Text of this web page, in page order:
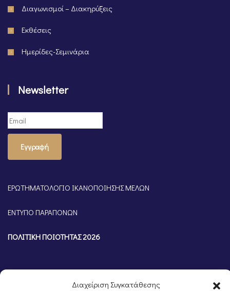
Διαχείριση Συγκατάθεσης
Διαγωνισμοί – Διακηρύξεις
Εκθέσεις
Ημερίδες-Σεμινάρια
Newsletter
Εγγραφή
ΕΡΩΤΗΜΑΤΟΛΟΓΙΟ ΙΚΑΝΟΠΟΙΗΣΗΣ ΜΕΛΩΝ
ΕΝΤΥΠΟ ΠΑΡΑΠΟΝΩΝ
ΠΟΛΙΤΙΚΗ ΠΟΙΟΤΗΤΑΣ 2026